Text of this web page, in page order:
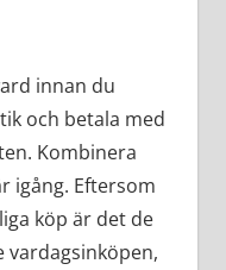
innan du
och betala med
Kombinera
igång. Eftersom
köp är det de
vardagsinköpen,